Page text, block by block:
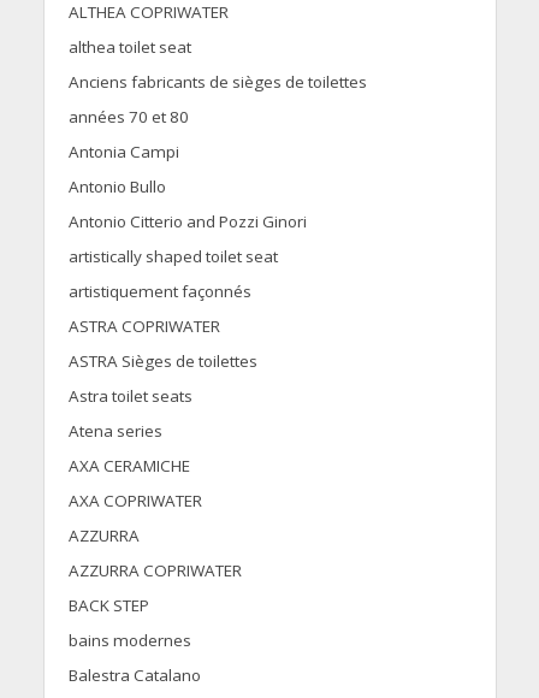
ALTHEA COPRIWATER
althea toilet seat
Anciens fabricants de sièges de toilettes
années 70 et 80
Antonia Campi
Antonio Bullo
Antonio Citterio and Pozzi Ginori
artistically shaped toilet seat
artistiquement façonnés
ASTRA COPRIWATER
ASTRA Sièges de toilettes
Astra toilet seats
Atena series
AXA CERAMICHE
AXA COPRIWATER
AZZURRA
AZZURRA COPRIWATER
BACK STEP
bains modernes
Balestra Catalano